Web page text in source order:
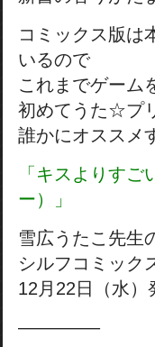
コミックス版は
いるので
これまでゲーム
初めてうた☆プ
誰かにオススメ
「キスよりす
ー）」
雪広うたこ先生
シルフコミック
12月22日（水）
————–